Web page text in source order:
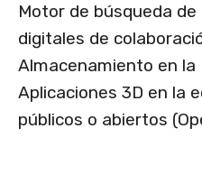
Motor de búsqueda
digitales de
Almacenamiento en la
Aplicaciones 3D en la
públicos o abiertos